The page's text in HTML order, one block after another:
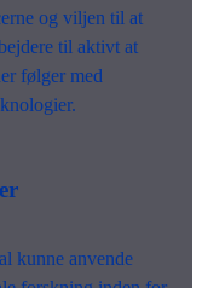
og viljen til at
til aktivt at
følger med
kunne anvende